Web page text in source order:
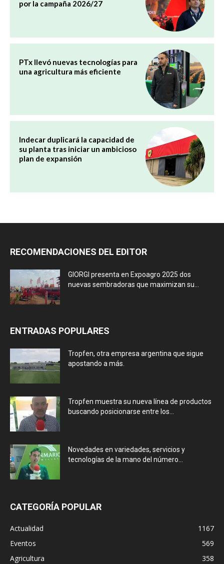
por la campaña 2026/27
PTx llevó nuevas tecnologías para
una agricultura más eficiente
Indecar duplicará la capacidad de
su planta tras iniciar un ambicioso
plan de expansión
RECOMENDACIONES DEL EDITOR
GIORGI presenta en Expoagro 2025 dos
nuevas sembradoras que maximizan su...
ENTRADAS POPULARES
Tropfen, otra empresa argentina que sigue
apostando a más.
Tropfen muestra su nueva línea de productos
buscando posicionarse entre los...
Novedades en variedades, servicios y
tecnologías de la mano del número...
CATEGORÍA POPULAR
Actualidad
1167
Eventos
569
Agricultura
358